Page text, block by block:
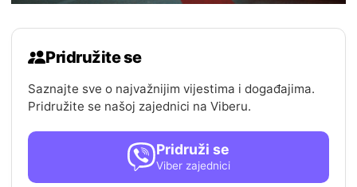
Pridružite se
Saznajte sve o najvažnijim vijestima i događajima.
Pridružite se našoj zajednici na Viberu.
Pridruži se
Viber zajednici